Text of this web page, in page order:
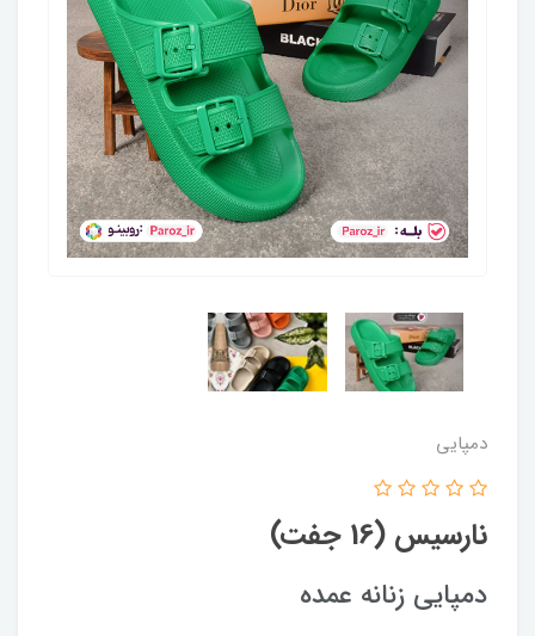
دمپایی
نارسیس (16 جفت)
دمپایی زنانه عمده